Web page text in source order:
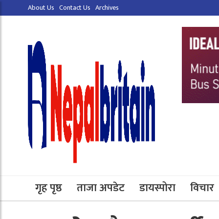
About Us Contact Us Archives
गृह पृष्ठ ताजा अपडेट डायस्पोरा विचार